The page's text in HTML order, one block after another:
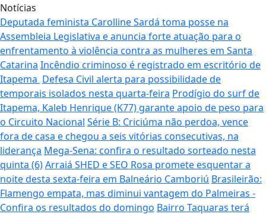
Notícias
Deputada feminista Carolline Sardá toma posse na
Assembleia Legislativa e anuncia forte atuação para o
enfrentamento à violência contra as mulheres em Santa
Catarina Incêndio criminoso é registrado em escritório de
Itapema Defesa Civil alerta para possibilidade de
temporais isolados nesta quarta-feira Prodígio do surf de
Itapema, Kaleb Henrique (K77) garante apoio de peso para
o Circuito Nacional Série B: Criciúma não perdoa, vence
fora de casa e chegou a seis vitórias consecutivas, na
liderança Mega-Sena: confira o resultado sorteado nesta
quinta (6)Arraiá SHED e SEO Rosa promete esquentar a
noite desta sexta-feira em Balneário Camboriú Brasileirão:
Flamengo empata, mas diminui vantagem do Palmeiras -
Confira os resultados do domingo Bairro Taquaras terá